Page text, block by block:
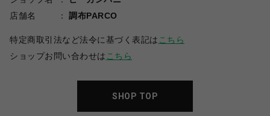
店舗名
調布PARCO
特定商取引法など法令に基づく表記は こちら
ショップお問い合わせは こちら
SHOP TOP